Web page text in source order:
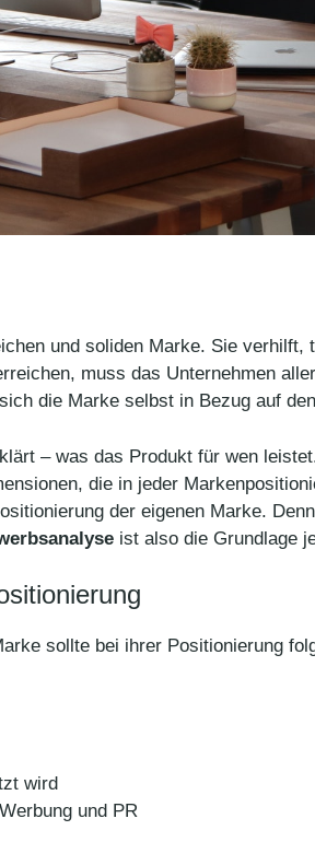
und soliden Marke. Sie
muss das Unternehmen
die Marke selbst in Bezug auf
– was das Produkt für wen
die in jeder
der eigenen Marke.
ist also die Grundlage
sollte bei ihrer Positionierung
wird
und PR